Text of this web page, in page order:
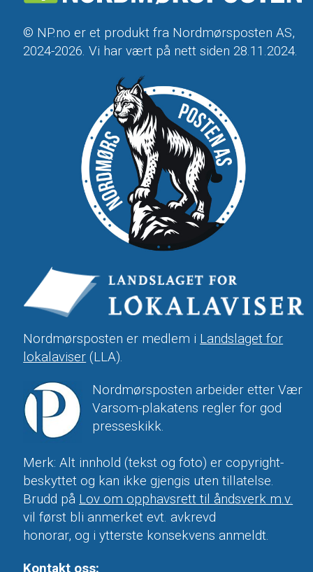
© NP.no er et produkt fra Nordmørsposten AS,
2024-2026. Vi har vært på nett siden 28.11.2024.
Nordmørsposten er medlem i Landslaget for
lokalaviser (LLA).
Nordmørsposten arbeider etter Vær
Varsom-plakatens regler for god
presseskikk.
Merk: Alt innhold (tekst og foto) er copyright-
beskyttet og kan ikke gjengis uten tillatelse.
Brudd på Lov om opphavsrett til åndsverk m.v.
vil først bli anmerket evt. avkrevd
honorar, og i ytterste konsekvens anmeldt.
Kontakt oss: